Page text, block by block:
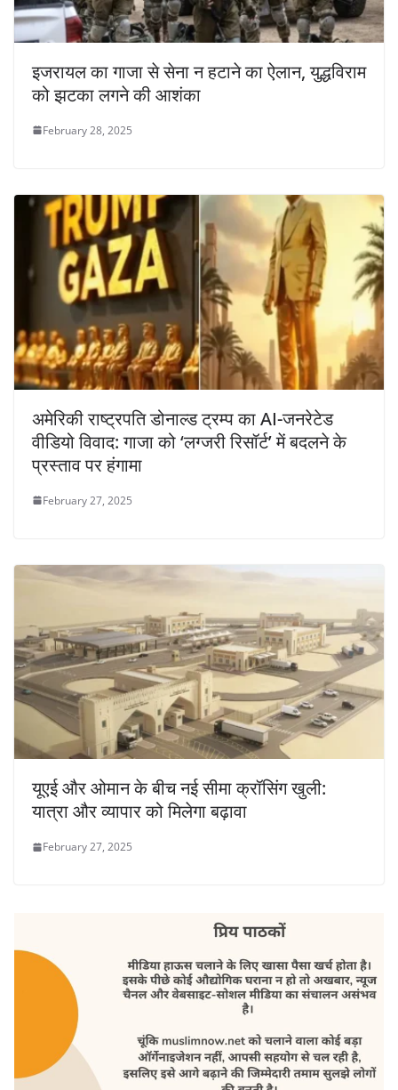
इजरायल का गाजा से सेना न हटाने का ऐलान, युद्धविराम
को झटका लगने की आशंका
February 28, 2025
अमेरिकी राष्ट्रपति डोनाल्ड ट्रम्प का AI-जनरेटेड
वीडियो विवाद: गाजा को ‘लग्जरी रिसॉर्ट’ में बदलने के
प्रस्ताव पर हंगामा
February 27, 2025
यूएई और ओमान के बीच नई सीमा क्रॉसिंग खुली:
यात्रा और व्यापार को मिलेगा बढ़ावा
February 27, 2025